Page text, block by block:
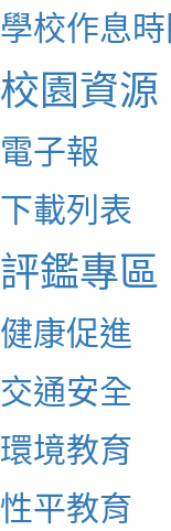
學校作息
校園資源
電子報
下載列表
評鑑專區
健康促進
交通安全
環境教育
性平教育